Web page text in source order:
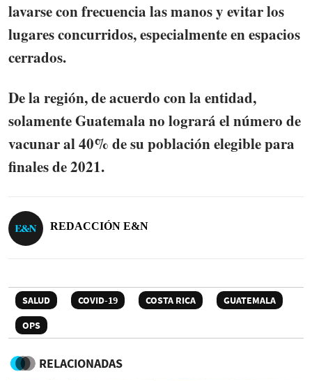
lavarse con frecuencia las manos y evitar los
lugares concurridos, especialmente en espacios
cerrados.
De la región, de acuerdo con la entidad,
solamenteGuatemala no logrará el número de
vacunar al 40% de su población elegible para
finales de 2021.
REDACCIÓN E&N
SALUD COVID-19 COSTA RICA
GUATEMALA
OPS
RELACIONADAS